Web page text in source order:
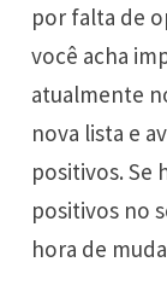
por falta de
você acha
atualmente
nova lista e
positivos. Se
positivos no
hora de